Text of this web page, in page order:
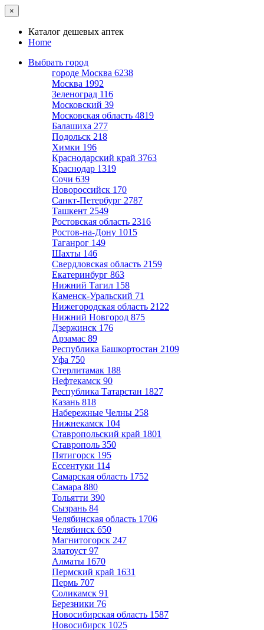
×
Каталог дешевых аптек
Home
Выбрать город
городе Москва 6238
Москва 1992
Зеленоград 116
Московский 39
Московская область 4819
Балашиха 277
Подольск 218
Химки 196
Краснодарский край 3763
Краснодар 1319
Сочи 639
Новороссийск 170
Санкт-Петербург 2787
Ташкент 2549
Ростовская область 2316
Ростов-на-Дону 1015
Таганрог 149
Шахты 146
Свердловская область 2159
Екатеринбург 863
Нижний Тагил 158
Каменск-Уральский 71
Нижегородская область 2122
Нижний Новгород 875
Дзержинск 176
Арзамас 89
Республика Башкортостан 2109
Уфа 750
Стерлитамак 188
Нефтекамск 90
Республика Татарстан 1827
Казань 818
Набережные Челны 258
Нижнекамск 104
Ставропольский край 1801
Ставрополь 350
Пятигорск 195
Ессентуки 114
Самарская область 1752
Самара 880
Тольятти 390
Сызрань 84
Челябинская область 1706
Челябинск 650
Магнитогорск 247
Златоуст 97
Алматы 1670
Пермский край 1631
Пермь 707
Соликамск 91
Березники 76
Новосибирская область 1587
Новосибирск 1025